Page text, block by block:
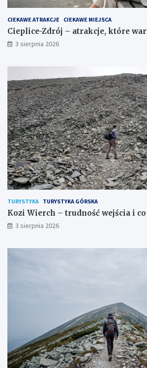
CIEKAWE ATRAKCJE CIEKAWE MIEJSCA
Cieplice-Zdrój – atrakcje, które
3 sierpnia 2026
TURYSTYKA TURYSTYKA GÓRSKA
Kozi Wierch – trudność wejścia i
3 sierpnia 2026